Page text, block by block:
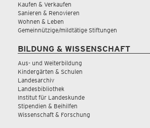
Kaufen & Verkaufen
Sanieren & Renovieren
Wohnen & Leben
Gemeinnützige/mildtätige Stiftungen
BILDUNG & WISSENSCHAFT
Aus- und Weiterbildung
Kindergärten & Schulen
Landesarchiv
Landesbibliothek
Institut für Landeskunde
Stipendien & Beihilfen
Wissenschaft & Forschung